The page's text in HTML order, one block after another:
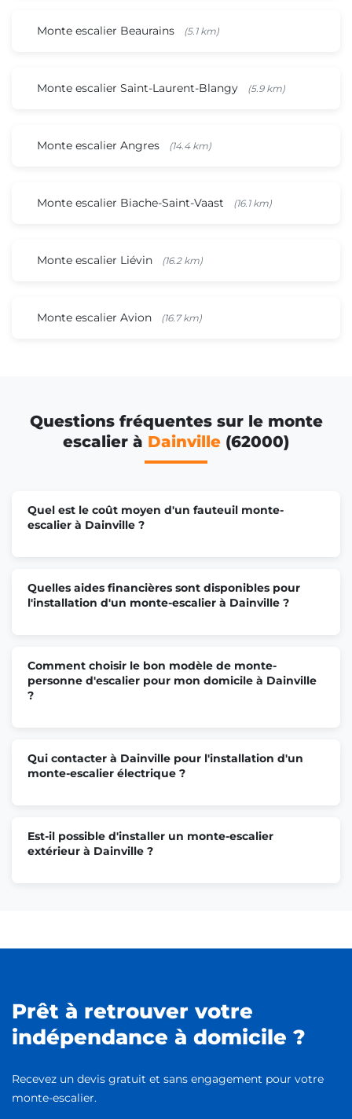
Monte escalier Beaurains (5.1 km)
Monte escalier Saint-Laurent-Blangy (5.9 km)
Monte escalier Angres (14.4 km)
Monte escalier Biache-Saint-Vaast (16.1 km)
Monte escalier Liévin (16.2 km)
Monte escalier Avion (16.7 km)
Questions fréquentes sur le monte
escalier à Dainville (62000)
Quel est le coût moyen d'un fauteuil monte-
escalier à Dainville ?
Quelles aides financières sont disponibles pour
l'installation d'un monte-escalier à Dainville ?
Comment choisir le bon modèle de monte-
personne d'escalier pour mon domicile à Dainville
?
Qui contacter à Dainville pour l'installation d'un
monte-escalier électrique ?
Est-il possible d'installer un monte-escalier
extérieur à Dainville ?
Prêt à retrouver votre
indépendance à domicile ?
Recevez un devis gratuit et sans engagement pour votre
monte-escalier.